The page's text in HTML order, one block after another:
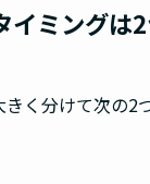
イミングは
く分けて次の2